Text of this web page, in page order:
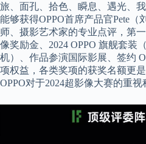
旅、面孔、拾色、瞬息、遇光、
能够获得OPPO首席产品官Pete（
师、摄影艺术家的专业点评，第
像奖励金、2024 OPPO 旗舰套装
机）、作品参演国际影展、签约
项权益，各类奖项的获奖名额更
OPPO对于2024超影像大赛的重视